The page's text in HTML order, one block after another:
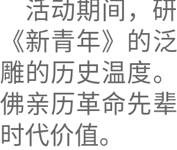
活动期间，
《新青年》的
雕的历史温度
佛亲历革命先
时代价值。